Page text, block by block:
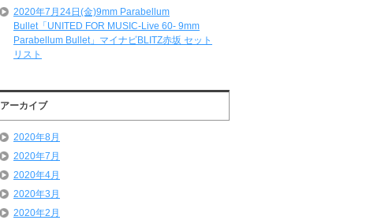
2020年7月24日(金)9mm Parabellum
Bullet「UNITED FOR MUSIC-Live 60- 9mm
Parabellum Bullet」マイナビBLITZ赤坂 セット
リスト
アーカイブ
2020年8月
2020年7月
2020年4月
2020年3月
2020年2月